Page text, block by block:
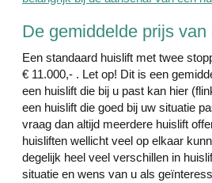
De gemiddelde prijs
Een standaard huislift met twee
€ 11.000,- . Let op! Dit is een
een huislift die bij u past kan hier
een huislift die goed bij uw situatie
vraag dan altijd meerdere huislift
huisliften wellicht veel op elkaar
degelijk heel veel verschillen in
situatie en wens van u als